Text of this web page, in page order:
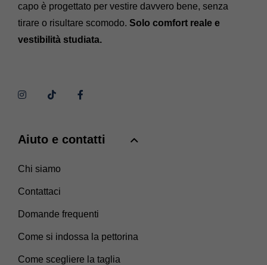
capo è progettato per vestire davvero bene, senza
tirare o risultare scomodo. Solo comfort reale e
vestibilità studiata.
Aiuto e contatti
Chi siamo
Contattaci
Domande frequenti
Come si indossa la pettorina
Come scegliere la taglia